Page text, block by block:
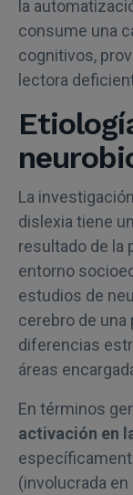
la
consume una
cognitivos,
lectora
La
dislexia tiene
resultado de la
entorno
estudios de
cerebro de
diferencias
áreas
En términos
activación en
(involucrada